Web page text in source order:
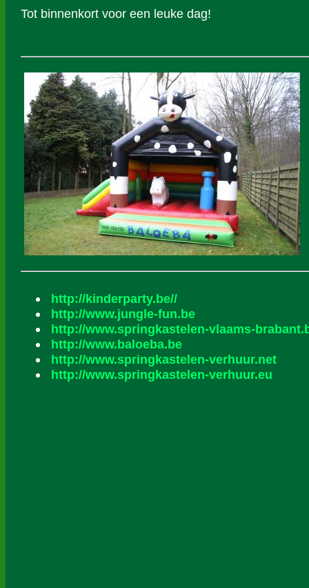
Tot binnenkort voor een leuke dag!
http://kinderparty.be//
http://www.jungle-fun.be
http://www.springkastelen-vlaams-
http://www.baloeba.be
http://www.springkastelen-verhuur.net
http://www.springkastelen-verhuur.eu